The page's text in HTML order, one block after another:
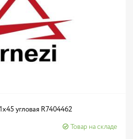
угловая R7404462
Товар на складе